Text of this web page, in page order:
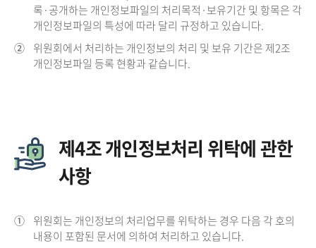
록·공개하는 개인정보파일의 처리목적·보유기간 및 항목은 각
개인정보파일의 특성에 따라 달리 규정하고 있습니다.
② 위원회에서 처리하는 개인정보의 처리 및 보유 기간은 제2조
개인정보파일 등록 현황과 같습니다.
제4조 개인정보처리 위탁에 관한
사항
① 위원회는 개인정보의 처리업무를 위탁하는 경우 다음 각 호의
내용이 포함된 문서에 의하여 처리하고 있습니다.